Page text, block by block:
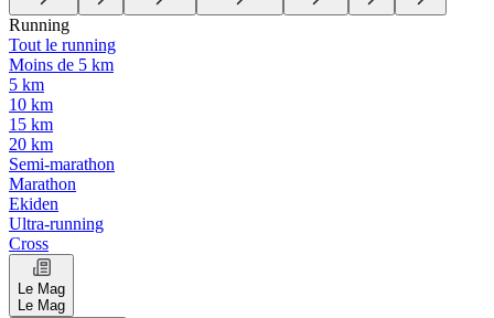
Running
Tout le running
Moins de 5 km
5 km
10 km
15 km
20 km
Semi-marathon
Marathon
Ekiden
Ultra-running
Cross
Le Mag
Le Mag